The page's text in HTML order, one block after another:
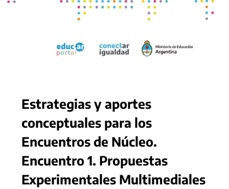
Estrategias y aportes
conceptuales para los
Encuentros de Núcleo.
Encuentro 1. Propuestas
Experimentales Multimediales